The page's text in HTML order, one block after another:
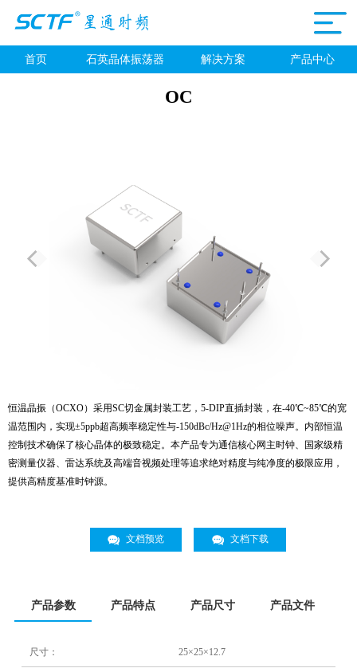
首页 石英晶体振荡器 解决方案 产品中心
OC
恒温晶振（OCXO）采用SC切金属封装工艺，5-DIP直插封装，在-40℃~85℃的宽
温范围内，实现±5ppb超高频率稳定性与-150dBc/Hz@1Hz的相位噪声。内部恒温
控制技术确保了核心晶体的极致稳定。本产品专为通信核心网主时钟、国家级精
密测量仪器、雷达系统及高端音视频处理等追求绝对精度与纯净度的极限应用，
提供高精度基准时钟源。
文档预览 文档下载
产品参数 产品特点 产品尺寸 产品文件
尺寸： 25×25×12.7